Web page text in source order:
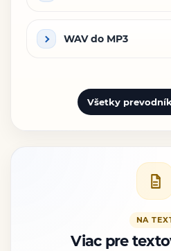
WAV do MP3
Všetky
NA
Viac pre